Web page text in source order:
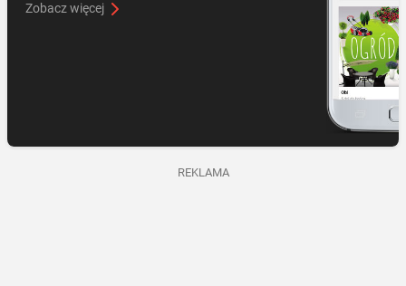
Zobacz więcej
REKLAMA